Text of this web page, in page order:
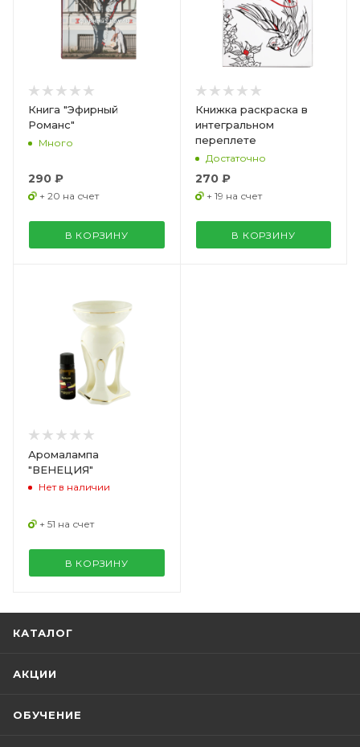
Книга "Эфирный
Романс"
Много
290 ₽
+ 20 на счет
В КОРЗИНУ
Книжка раскраска в
интегральном
переплете
Достаточно
270 ₽
+ 19 на счет
В КОРЗИНУ
Аромалампа
"ВЕНЕЦИЯ"
Нет в наличии
+ 51 на счет
В КОРЗИНУ
КАТАЛОГ
АКЦИИ
ОБУЧЕНИЕ